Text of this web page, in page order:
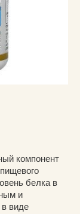
компонент
белка в
и
виде